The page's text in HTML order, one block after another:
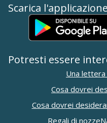
Scarica
Potresti essere
Una
Cosa dovrei
Cosa dovrei
Regali di nozze